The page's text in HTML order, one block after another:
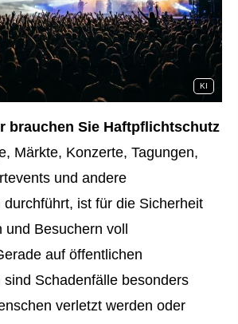
KI
brauchen Sie Haftpflichtschutz
Märkte, Konzerte, Tagungen,
und andere
durchführt, ist für die Sicherheit
Besuchern voll
auf öffentlichen
sind Schadenfälle besonders
verletzt werden oder